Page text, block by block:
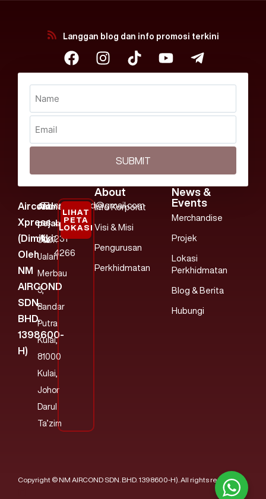
Langgan blog dan info promosi terkini
SUBMIT
Aircond
Xpress
(dimiliki
Oleh
NM
AIRCOND
SDN.
BHD.
1398600-
H)
Alamat
pejabat:
3037.
Jalan
Merbau
3,
Bandar
Putra
Kulai,
81000
Kulai,
Johor
Darul
Ta’zim
nmaircond@gmail.com
+607
231
4266
LIHAT
PETA
LOKASI
About
Info Korporat
Visi & Misi
Pengurusan
Perkhidmatan
News &
Events
Merchandise
Projek
Lokasi
Perkhidmatan
Blog & Berita
Hubungi
Copyright © NM AIRCOND SDN. BHD. 1398600-H). All rights reserved.